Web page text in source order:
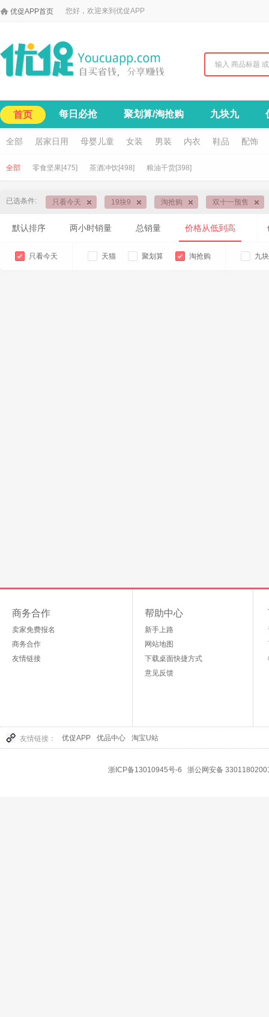
 优促APP首页 您好，欢迎来到优促APP
首页 每日必抢 聚划算/淘抢购 九块九
全部 居家日用 母婴儿童 女装 男装 内衣 鞋品 配饰
全部 零食坚果[475] 茶酒冲饮[498] 粮油干货[398]
已选条件: 只看今天 19块9 淘抢购 双十一预售
默认排序 两小时销量 总销量 价格从低到高
只看今天 天猫 聚划算 淘抢购 九
商务合作
卖家免费报名
商务合作
友情链接
帮助中心
新手上路
网站地图
下载桌面快捷方式
意见反馈
友情链接： 优促APP 优品中心 淘宝U站
浙ICP备13010945号-6 浙公网安备